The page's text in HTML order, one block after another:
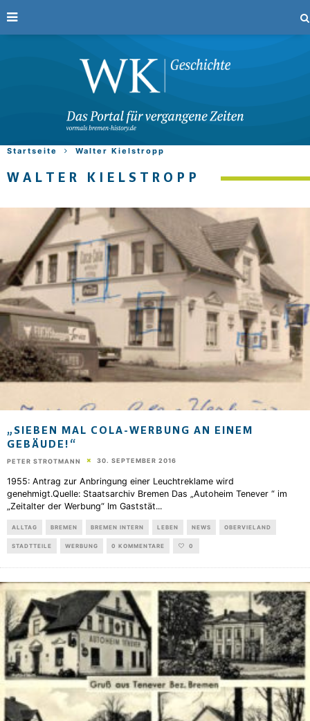
Startseite Walter Kielstropp
WALTER KIELSTROPP
„SIEBEN MAL COLA-WERBUNG AN EINEM
GEBÄUDE!“
PETER STROTMANN 30. SEPTEMBER 2016
1955: Antrag zur Anbringung einer Leuchtreklame wird
genehmigt.Quelle: Staatsarchiv Bremen Das „Autoheim Tenever “ im
„Zeitalter der Werbung“ Im Gaststät...
ALLTAG BREMEN BREMEN INTERN LEBEN NEWS OBERVIELAND
STADTTEILE WERBUNG 0 KOMMENTARE 0